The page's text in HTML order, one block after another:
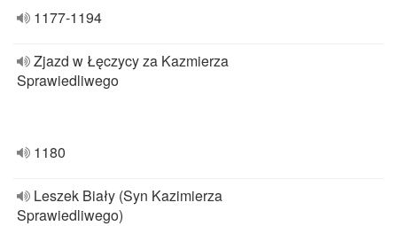
1177-1194
Zjazd w Łęczycy za Kazmierza
Sprawiedliwego
1180
Leszek Biały (Syn Kazimierza
Sprawiedliwego)